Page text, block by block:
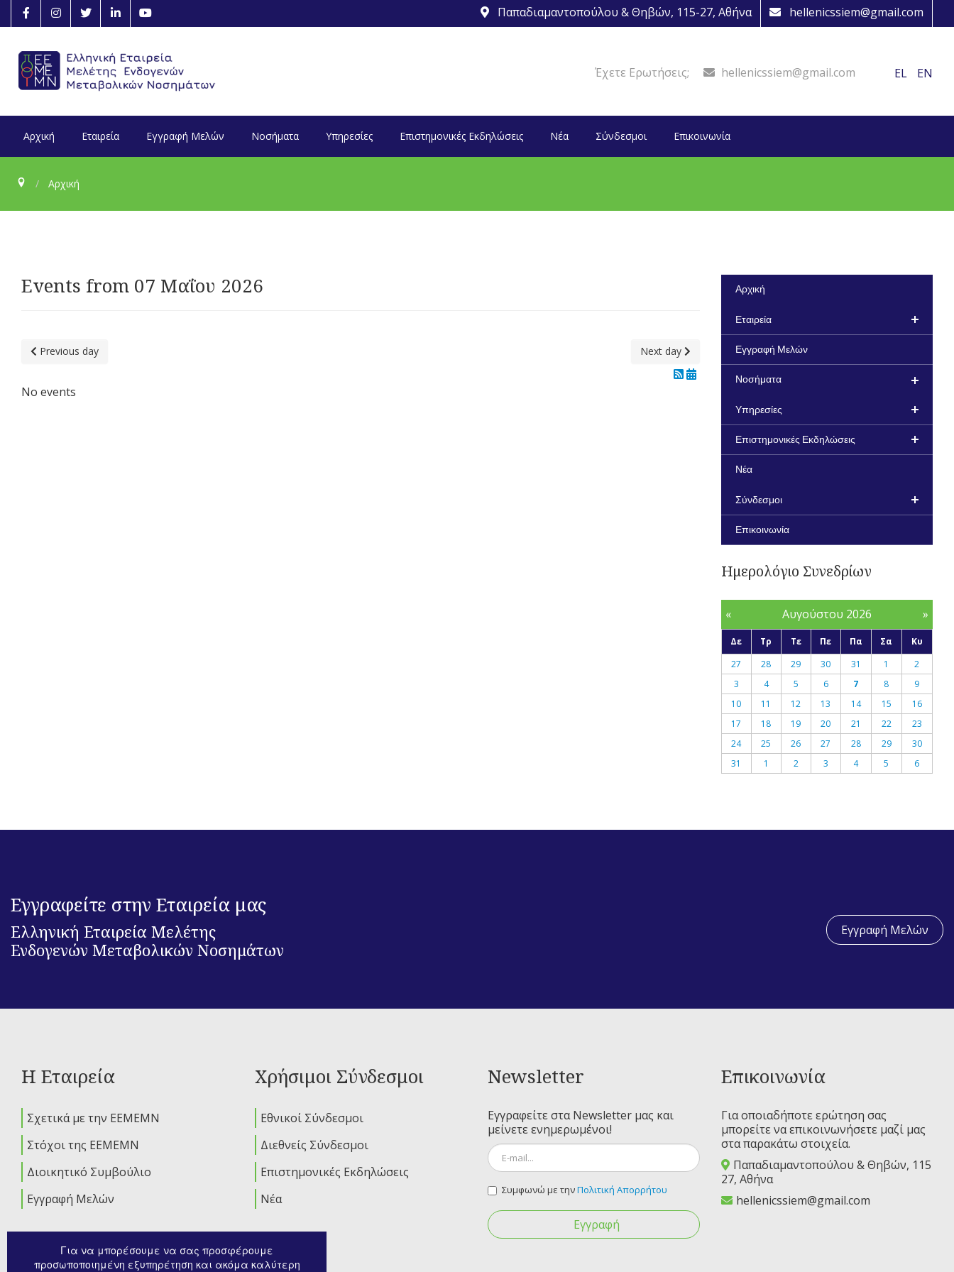
Παπαδιαμαντοπούλου & Θηβών, 115-27, Αθήνα hellenicssiem@gmail.com
Έχετε Ερωτήσεις; hellenicssiem@gmail.com EL EN
Αρχική Εταιρεία Εγγραφή Μελών Νοσήματα Υπηρεσίες Επιστημονικές Εκδηλώσεις Νέα Σύνδεσμοι Επικοινωνία
Αρχική
Events from 07 Μαΐου 2026
Previous day Next day
No events
Αρχική
Εταιρεία
Εγγραφή Μελών
Νοσήματα
Υπηρεσίες
Επιστημονικές Εκδηλώσεις
Νέα
Σύνδεσμοι
Επικοινωνία
Ημερολόγιο Συνεδρίων
« Αυγούστου 2026 »
Δε Τρ Τε Πε Πα Σα
Κυ
27
28 29 30 31 1
2
3
4 5 6 7 8
9
10
11 12 13 14 15
16
17
18 19 20 21 22
23
24
25 26 27 28 29
30
31
1 2 3 4 5 6
Εγγραφείτε στην Εταιρεία μας
Ελληνική Εταιρεία Μελέτης
Ενδογενών Μεταβολικών Νοσημάτων
Εγγραφή Μελών
Η Εταιρεία
Σχετικά με την ΕΕΜΕΜΝ
Στόχοι της ΕΕΜΕΜΝ
Διοικητικό Συμβούλιο
Εγγραφή Μελών
Χρήσιμοι Σύνδεσμοι
Εθνικοί Σύνδεσμοι
Διεθνείς Σύνδεσμοι
Επιστημονικές Εκδηλώσεις
Νέα
Newsletter
Εγγραφείτε στα Newsletter μας και
μείνετε ενημερωμένοι!
Συμφωνώ με τηνΠολιτική Απορρήτου
Εγγραφή
Επικοινωνία
Για οποιαδήποτε ερώτηση σας
μπορείτε να επικοινωνήσετε μαζί μας
στα παρακάτω στοιχεία.
Παπαδιαμαντοπούλου & Θηβών, 115
27, Αθήνα
hellenicssiem@gmail.com
Για να μπορέσουμε να σας προσφέρουμε
προσωποποιημένη εξυπηρέτηση και ακόμα καλύτερη